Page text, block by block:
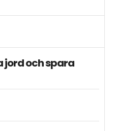
jord och spara